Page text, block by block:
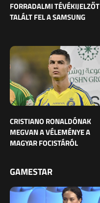
FORRADALMI TÉVÉKIJELZŐT
TALÁLT FEL A SAMSUNG
CRISTIANO RONALDÓNAK
MEGVAN A VÉLEMÉNYE A
MAGYAR FOCISTÁRÓL
GAMESTAR